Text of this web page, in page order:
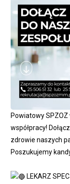
Powiatowy
współpracy!
zdrowie naszych
Poszukujemy
LEKARZ